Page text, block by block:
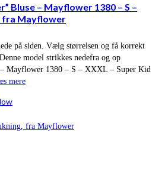
Bluse – Mayflower 1380 – S –
fra Mayflower
på siden. Vælg størrelsen og få korrekt
model strikkes nedefra og op
Mayflower 1380 – S – XXXL – Super Kid
mere